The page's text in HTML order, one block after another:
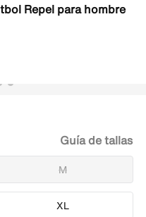
Repel para hombre
M
XL
Guía de tallas